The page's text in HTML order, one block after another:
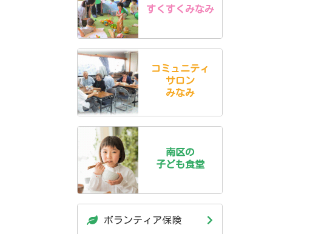
すくすくみなみ
コミュニティ
サロン
みなみ
南区の
子ども食堂
ボランティア保険